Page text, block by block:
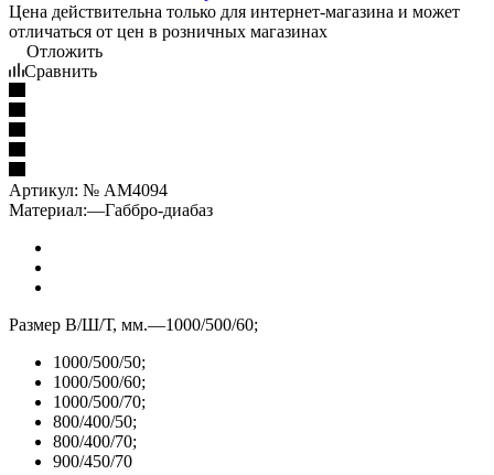
Цена действительна только для интернет-магазина и может
отличаться от цен в розничных магазинах
Отложить
Сравнить
Артикул: № AM4094
Материал:—Габбро-диабаз
Размер В/Ш/Т, мм.—1000/500/60;
1000/500/50;
1000/500/60;
1000/500/70;
800/400/50;
800/400/70;
900/450/70